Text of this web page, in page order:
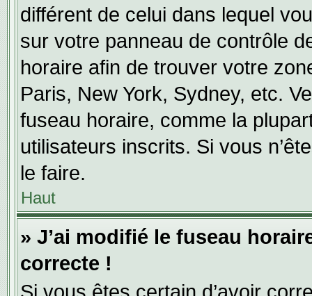
différent de celui dans lequel
sur votre panneau de contrôle
horaire afin de trouver votre
Paris, New York, Sydney, etc.
fuseau horaire, comme la
utilisateurs inscrits. Si vous
le faire.
Haut
» J’ai modifié le fuseau
correcte !